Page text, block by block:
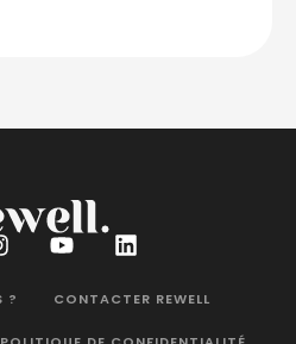
? CONTACTER REWELL